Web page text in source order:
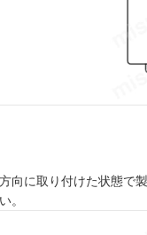
向に取り付けた状態
。